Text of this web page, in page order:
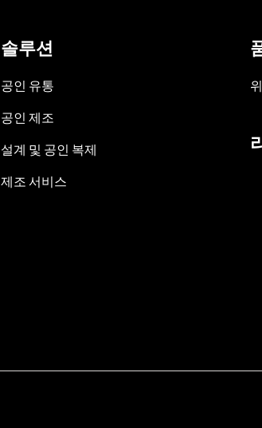
솔루션
공인 유통
공인 제조
설계 및 공인 복제
제조 서비스